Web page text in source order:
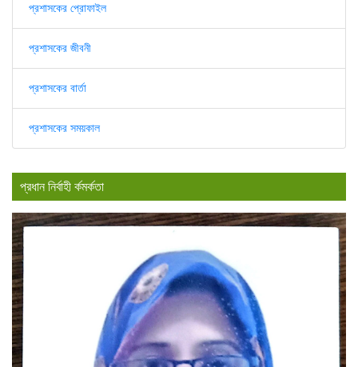
প্রশাসকের প্রোফাইল
প্রশাসকের জীবনী
প্রশাসকের বার্তা
প্রশাসকের সময়কাল
প্রধান নির্বাহী র্কমর্কতা